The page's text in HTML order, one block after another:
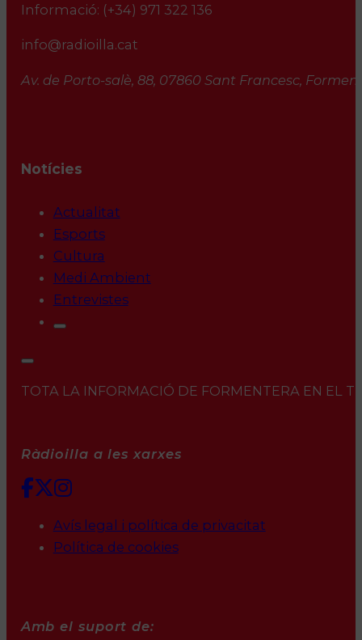
Informació: (+34) 971 322 136
info@radioilla.cat
Av. de Porto-salè, 88, 07860 Sant Francesc,
Notícies
Actualitat
Esports
Cultura
Medi Ambient
Entrevistes
TOTA LA INFORMACIÓ DE FORMENTERA EN EL
Ràdioilla a les xarxes
Avís legal i política de privacitat
Política de cookies
Amb el suport de: